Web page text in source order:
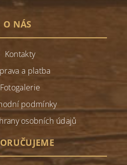
O NÁS
Kontakty
a platba
Fotogalerie
podmínky
osobních údajů